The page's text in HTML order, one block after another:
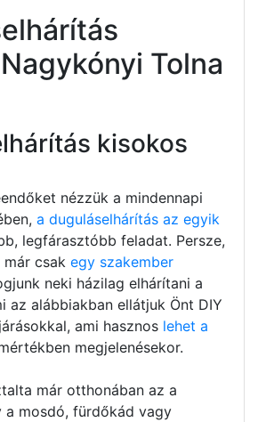
Tolna
kisokos
nézzük a mindennapi
a duguláselhárítás az egyik
legfárasztóbb feladat. Persze,
csak egy szakember
neki házilag elhárítani a
az alábbiakban ellátjuk Önt DIY
ami hasznos lehet a
megjelenésekor.
már otthonában az a
a mosdó, fürdőkád vagy